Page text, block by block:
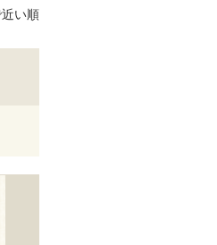
い順